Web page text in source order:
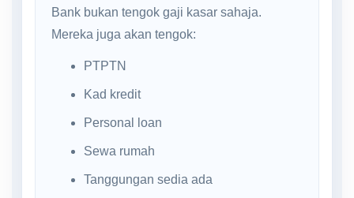
Bank bukan tengok gaji kasar sahaja.
Mereka juga akan tengok:
PTPTN
Kad kredit
Personal loan
Sewa rumah
Tanggungan sedia ada